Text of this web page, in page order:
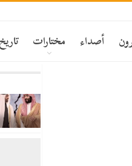
أصداء مختارات